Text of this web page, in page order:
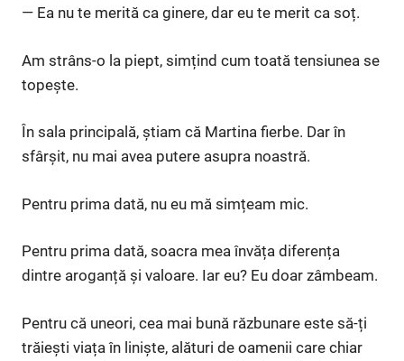
— Ea nu te merită ca ginere, dar eu te merit ca soț.
Am strâns-o la piept, simțind cum toată tensiunea se
topește.
În sala principală, știam că Martina fierbe. Dar în
sfârșit, nu mai avea putere asupra noastră.
Pentru prima dată, nu eu mă simțeam mic.
Pentru prima dată, soacra mea învăța diferența
dintre aroganță și valoare. Iar eu? Eu doar zâmbeam.
Pentru că uneori, cea mai bună răzbunare este să-ți
trăiești viața în liniște, alături de oamenii care chiar